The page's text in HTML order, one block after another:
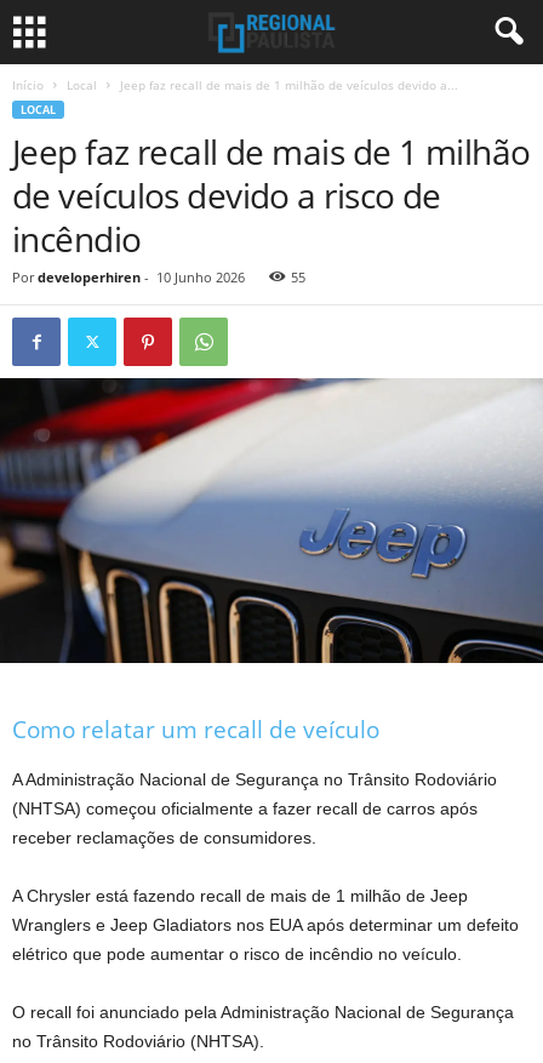
Início Local Jeep faz recall de mais de 1 milhão de veículos devido a...
LOCAL
Jeep faz recall de mais de 1 milhão
de veículos devido a risco de
incêndio
Por developerhiren - 10 Junho 2026 55
Como relatar um recall de veículo
A Administração Nacional de Segurança no Trânsito Rodoviário
(NHTSA) começou oficialmente a fazer recall de carros após
receber reclamações de consumidores.
A Chrysler está fazendo recall de mais de 1 milhão de Jeep
Wranglers e Jeep Gladiators nos EUA após determinar um defeito
elétrico que pode aumentar o risco de incêndio no veículo.
O recall foi anunciado pela Administração Nacional de Segurança
no Trânsito Rodoviário (NHTSA).